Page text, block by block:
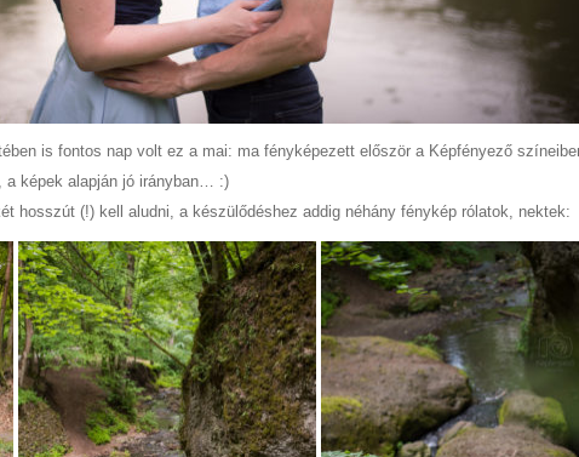
is fontos nap volt ez a mai: ma fényképezett először a Képfényező
a képek alapján jó irányban… :)
hosszút (!) kell aludni, a készülődéshez addig néhány fénykép rólatok, nektek: